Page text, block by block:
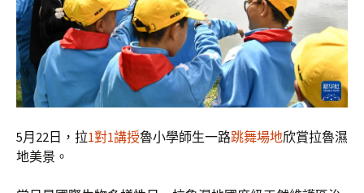
5月22日，拉1對1講授魯小學師生一路跳舞場地欣賞拉魯濕
地美景。